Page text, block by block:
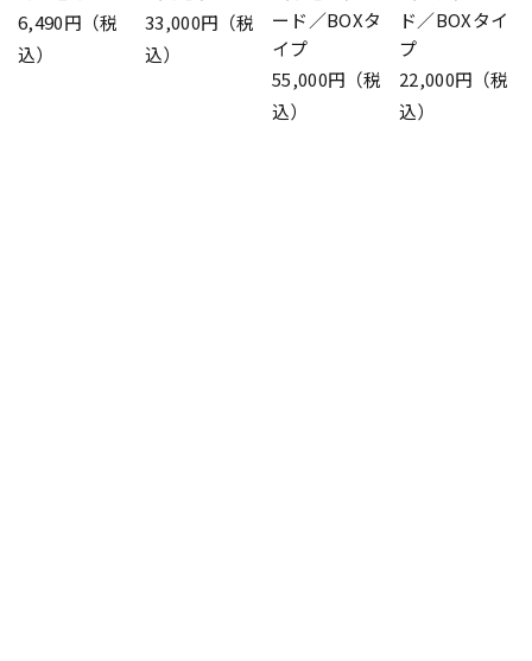
6,490円（税
込）
33,000円（税
込）
ード／BOXタ
イプ
55,000円（税
込）
ド／BOXタイ
プ
22,000円（税
込）